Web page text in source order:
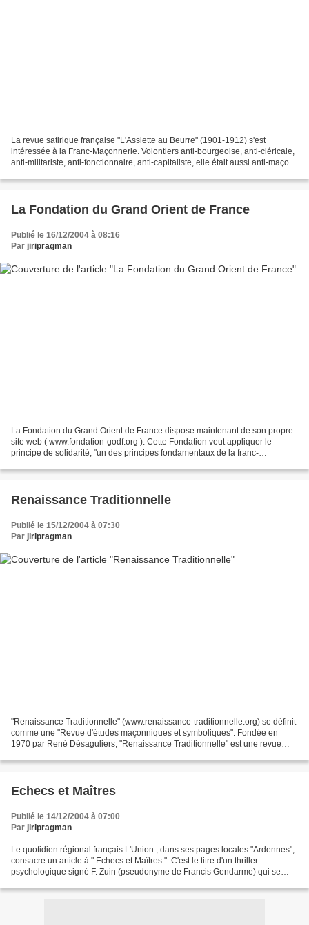
La revue satirique française "L'Assiette au Beurre" (1901-1912) s'est
intéressée à la Franc-Maçonnerie. Volontiers anti-bourgeoise, anti-cléricale,
anti-militariste, anti-fonctionnaire, anti-capitaliste, elle était aussi anti-maçon.
La Fondation du Grand Orient de France
Publié le 16/12/2004 à 08:16
Par jiripragman
La Fondation du Grand Orient de France dispose maintenant de son propre
site web ( www.fondation-godf.org ). Cette Fondation veut appliquer le
principe de solidarité, "un des principes fondamentaux de la franc-
Renaissance Traditionnelle
Publié le 15/12/2004 à 07:30
Par jiripragman
"Renaissance Traditionnelle" (www.renaissance-traditionnelle.org) se définit
comme une "Revue d'études maçonniques et symboliques". Fondée en
1970 par René Désaguliers, "Renaissance Traditionnelle" est une revue
Echecs et Maîtres
Publié le 14/12/2004 à 07:00
Par jiripragman
Le quotidien régional français L'Union , dans ses pages locales "Ardennes",
consacre un article à " Echecs et Maîtres ". C'est le titre d'un thriller
psychologique signé F. Zuin (pseudonyme de Francis Gendarme) qui se